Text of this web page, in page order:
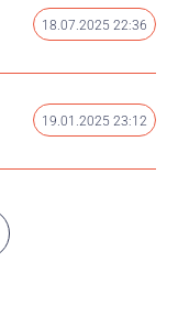
18.07.2025 22:36
19.01.2025 23:12